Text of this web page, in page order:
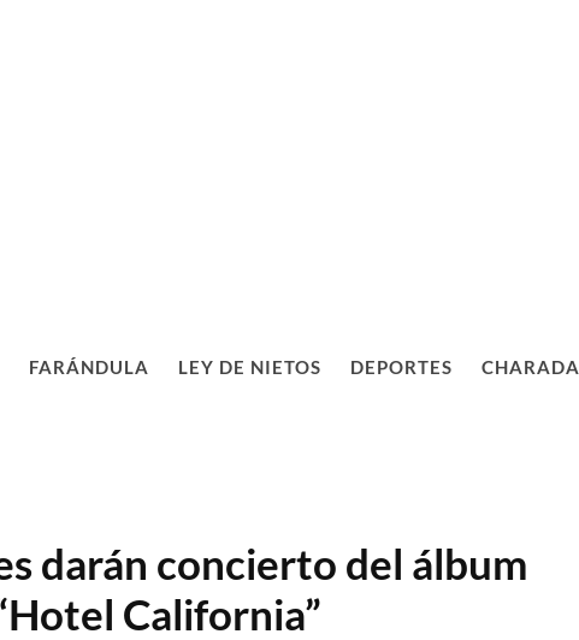
FARÁNDULA LEY DE NIETOS DEPORTES CHARADA
darán concierto del álbum
California”